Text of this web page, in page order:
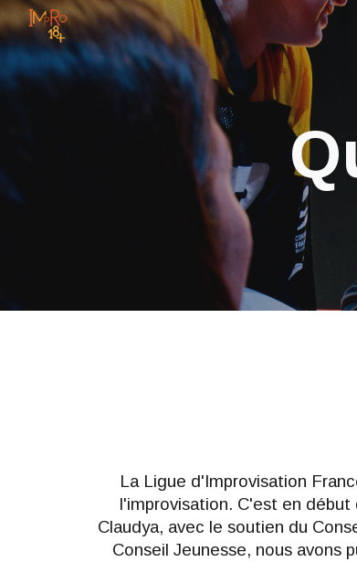
La Ligue d'Improvisation
l'improvisation. C'est en
Claudya, avec le soutien du
Conseil Jeunesse, nous avons